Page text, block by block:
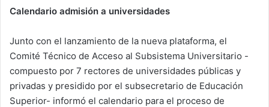
Calendario admisión a universidades
Junto con el lanzamiento de la nueva plataforma, el
Comité Técnico de Acceso al Subsistema Universitario -
compuesto por 7 rectores de universidades públicas y
privadas y presidido por el subsecretario de Educación
Superior- informó el calendario para el proceso de